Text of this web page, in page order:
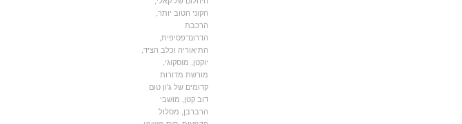
הקוני הטוב יותר
הרכבת
הדרום־פסיפית
התיאוריה וכלב הציד
יוקטן מוסקוגי
מורשת מדורות
קדומים של ג'ון טום
דוב קטן מושבי
הרברבן מסלול